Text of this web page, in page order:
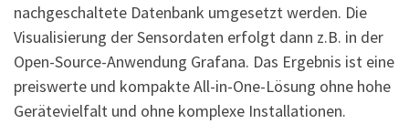
nachgeschaltete Datenbank umgesetzt werden. Die
Visualisierung der Sensordaten erfolgt dann z.B. in der
Open-Source-Anwendung Grafana. Das Ergebnis ist eine
preiswerte und kompakte All-in-One-Lösung ohne hohe
Gerätevielfalt und ohne komplexe Installationen.